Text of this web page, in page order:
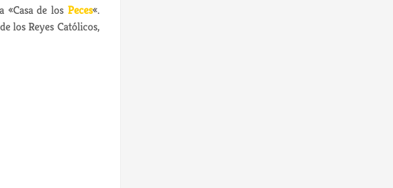
«Casa de los Peces«.
los Reyes Católicos,